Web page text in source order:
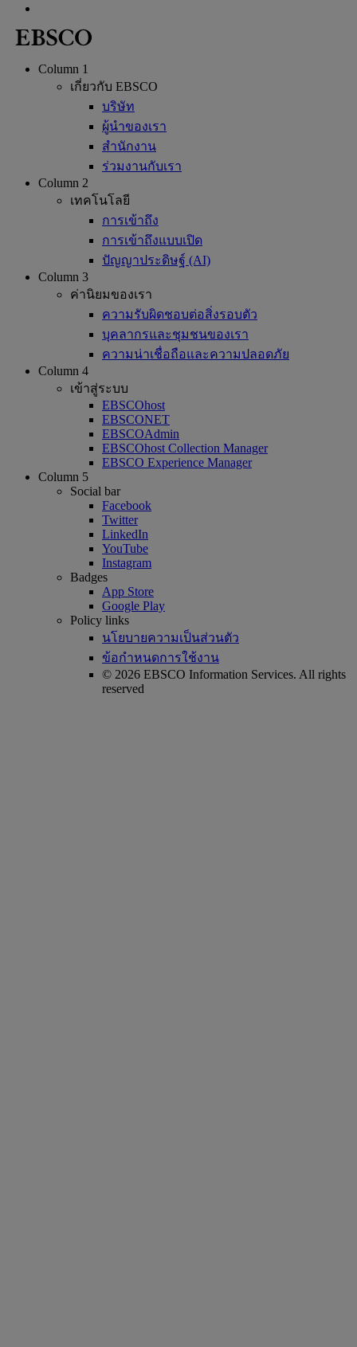
Column 1
เกี่ยวกับ EBSCO
บริษัท
ผู้นำของเรา
สำนักงาน
ร่วมงานกับเรา
Column 2
เทคโนโลยี
การเข้าถึง
การเข้าถึงแบบเปิด
ปัญญาประดิษฐ์ (AI)
Column 3
ค่านิยมของเรา
ความรับผิดชอบต่อสิ่งรอบตัว
บุคลากรและชุมชนของเรา
ความน่าเชื่อถือและความปลอดภัย
Column 4
เข้าสู่ระบบ
EBSCOhost
EBSCONET
EBSCOAdmin
EBSCOhost Collection Manager
EBSCO Experience Manager
Column 5
Social bar
Facebook
Twitter
LinkedIn
YouTube
Instagram
Badges
App Store
Google Play
Policy links
นโยบายความเป็นส่วนตัว
ข้อกำหนดการใช้งาน
© 2026 EBSCO Information Services. All rights
reserved